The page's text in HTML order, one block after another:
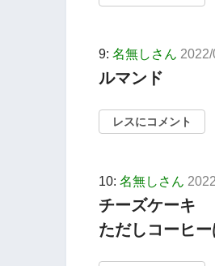
9: 名無しさん
ルマンド
レスにコメント
10: 名無しさん
チーズケーキ
ただしコーヒ